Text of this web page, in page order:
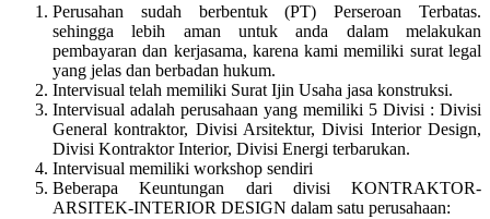
Perusahan sudah berbentuk (PT) Perseroan Terbatas.
sehingga lebih aman untuk anda dalam melakukan
pembayaran dan kerjasama, karena kami memiliki surat legal
yang jelas dan berbadan hukum.
Intervisual telah memiliki Surat Ijin Usaha jasa konstruksi.
Intervisual adalah perusahaan yang memiliki 5 Divisi : Divisi
General kontraktor, Divisi Arsitektur, Divisi Interior Design,
Divisi Kontraktor Interior, Divisi Energi terbarukan.
Intervisual memiliki workshop sendiri
Beberapa Keuntungan dari divisi KONTRAKTOR-
ARSITEK-INTERIOR DESIGN dalam satu perusahaan: